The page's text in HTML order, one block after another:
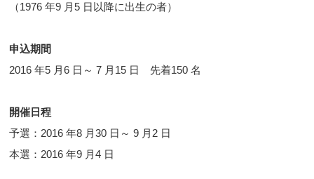
（1976 年9 月5 日以降に出生の者）
申込期間
2016 年5 月6 日～ 7 月15 日 先着150 名
開催日程
予選：2016 年8 月30 日～ 9 月2 日
本選：2016 年9 月4 日